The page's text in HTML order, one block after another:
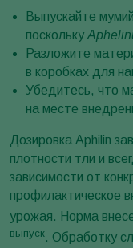
Выпускайте
поскольку
Разложите
в коробках для
Убедитесь, что
на месте
Дозировка Aphilin
плотности тли и
зависимости от
профилактическое
урожая. Норма
выпуск. Обработку